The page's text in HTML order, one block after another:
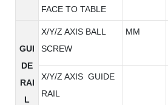
FACE TO TABLE
GUI
DE
RAI
L
X/Y/Z AXIS BALL
SCREW
MM
X/Y/Z AXIS GUIDE
RAIL